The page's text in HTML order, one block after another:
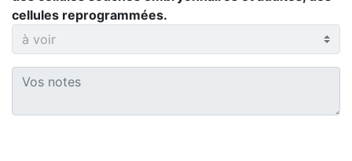
cellules reprogrammées.